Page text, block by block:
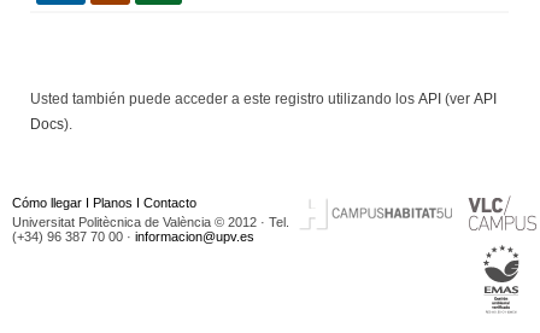
Usted también puede acceder a este registro utilizando los API (ver API
Docs).
Cómo llegar I Planos I Contacto
Universitat Politècnica de València © 2012 · Tel.
(+34) 96 387 70 00 · informacion@upv.es